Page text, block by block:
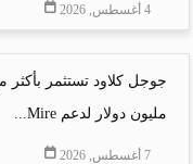
4 أغسطس, 2026
مليون دولار لدعم Mire...
7 أغسطس, 2026